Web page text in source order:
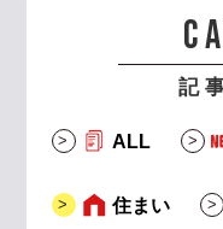
記
ALL
住まい